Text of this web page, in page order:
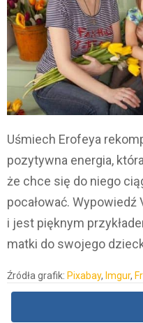
Uśmiech Erofeya
pozytywna energia,
że chce się do niego
pocałować.
i jest pięknym
matki do swojego
Źródła grafik: Pixabay, Imgur,